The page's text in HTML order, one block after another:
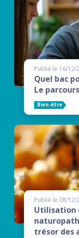
Publié le 16/12/
Quel bac
Le
Bien-être
Publié le 08/12/
Utilisation
trésor des